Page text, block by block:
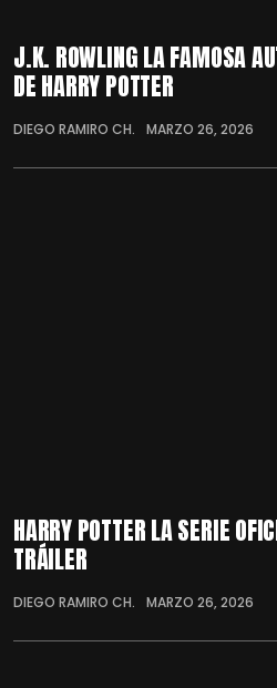
J.K. ROWLING LA FAMOSA
DE HARRY POTTER
DIEGO RAMIRO CH. MARZO 26, 2026
HARRY POTTER LA SERIE
TRÁILER
DIEGO RAMIRO CH. MARZO 26, 2026